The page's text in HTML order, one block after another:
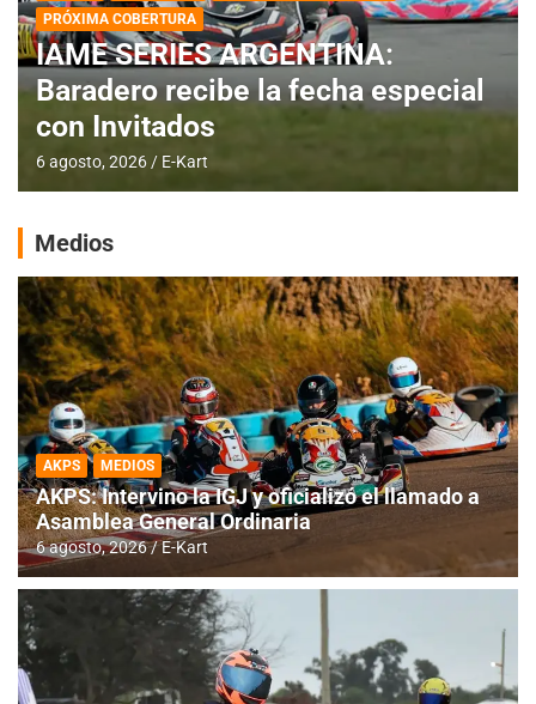
PRÓXIMA COBERTURA
IAME SERIES ARGENTINA:
Baradero recibe la fecha especial
con Invitados
6 agosto, 2026 E-Kart
Medios
AKPS MEDIOS
AKPS: Intervino la IGJ y oficializó el llamado a
Asamblea General Ordinaria
6 agosto, 2026 E-Kart